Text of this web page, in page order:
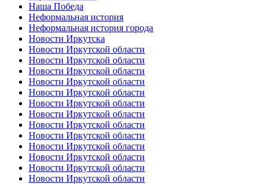
Наша Победа
Неформальная история
Неформальная история города
Новости Иркутска
Новости Иркутской области
Новости Иркутской области
Новости Иркутской области
Новости Иркутской области
Новости Иркутской области
Новости Иркутской области
Новости Иркутской области
Новости Иркутской области
Новости Иркутской области
Новости Иркутской области
Новости Иркутской области
Новости Иркутской области
Новости Иркутской области